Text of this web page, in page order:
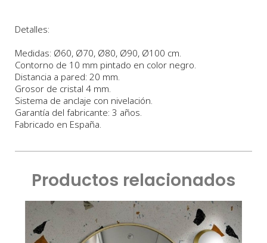
Detalles:
Medidas: Ø60, Ø70, Ø80, Ø90, Ø100 cm.
Contorno de 10 mm pintado en color negro.
Distancia a pared: 20 mm.
Grosor de cristal 4 mm.
Sistema de anclaje con nivelación.
Garantía del fabricante: 3 años.
Fabricado en España.
Productos relacionados